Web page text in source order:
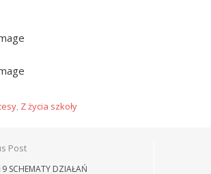
, Z życia szkoły
Post
SCHEMATY DZIAŁAŃ